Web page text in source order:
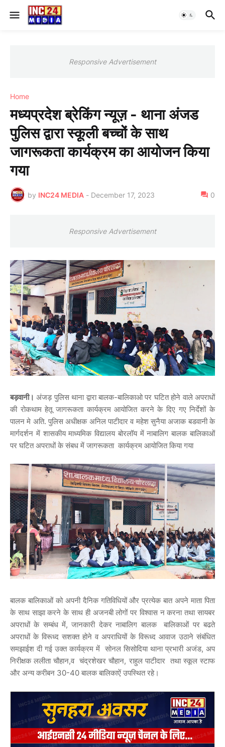
Responsive Advertisement
Home
मध्यप्रदेश ब्रेकिंग न्यूज़ - थाना अंजड
पुलिस द्वारा स्कूली बच्चों के साथ
जागरूकता कार्यक्रम का आयोजन किया
गया
by INC24 MEDIA - December 17, 2023 0
Responsive Advertisement
बड़वानी। अंजड़ पुलिस थाना द्वारा बालक-बालिकाओ पर घटित होने वाले अपराधों
की रोकथाम हेतू जागरूकता कार्यक्रम आयोजित करने के दिए गए निर्देशों के
पालन मे अति. पुलिस अधीक्षक अनिल पाटीदार व महेश सुनैया अजाक बडवानी के
मार्गदर्शन में शासकीय माध्‍यमिक विद्यालय बोरलॉय में नाबालिग बालक बालिकाओं
पर घटित अपराधों के संबध में जागरूकता कार्यक्रम आयोजित किया गया
बालक बालिकाओं को अपनी दैनिक गतिविधियों और प्रत्येक बात अपने माता पिता
के साथ साझा करने के साथ ही अजनबी लोगों पर विश्वास न करना तथा सायबर
अपराधों के सम्बंध में, जानकारी देकर नाबालिग बालक बालिकाओं पर बढते
अपराधों के विरूध्द सशक्‍त होने व अपराधियों के विरूध्द आवाज उठाने संबंधित
समझाईश दी गई उक्त कार्यक्रम में सोनल सिसोदिया थाना प्रभारी अजंड, अप
निरीक्षक ललीता चौहान,व चंद्रशेखर चौहान, राहुल पाटीदार तथा स्कूल स्टाफ
और अन्य करीबन 30-40 बालक बालिकाऐं उपस्थित रहे।